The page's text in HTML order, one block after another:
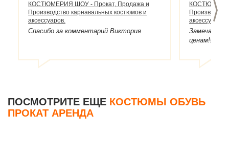
>
КОСТЮМЕРИЯ ШОУ - Прокат, Продажа и
Производство карнавальных костюмов и
аксессуаров.
Спасибо за комментарий Виктория
аксессуаров.
ценам!!!
ПОСМОТРИТЕ ЕЩЕ КОСТЮМЫ ОБУВЬ
ПРОКАТ АРЕНДА